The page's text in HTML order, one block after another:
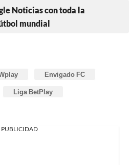
Noticias con toda la
mundial
Envigado FC
Liga BetPlay
PUBLICIDAD